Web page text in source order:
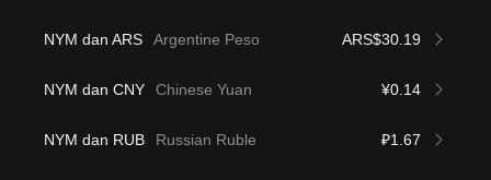
NYM dan ARS Argentine Peso ARS$30.19
NYM dan CNY Chinese Yuan ¥0.14
NYM dan RUB Russian Ruble ₽1.67